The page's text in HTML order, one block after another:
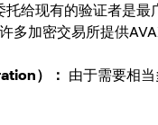
托给现有的验证者是最
许多加密交易所提供
）： 由于需要相